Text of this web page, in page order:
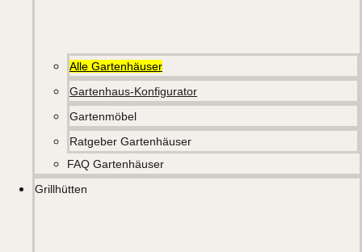
Alle Gartenhäuser
Gartenhaus-Konfigurator
Gartenmöbel
Ratgeber Gartenhäuser
FAQ Gartenhäuser
Grillhütten